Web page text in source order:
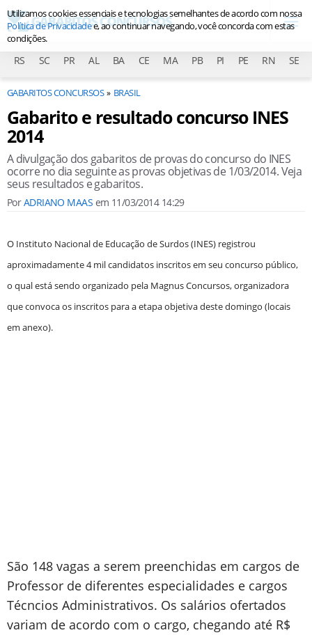
RS SC PR AL BA CE MA PB PI PE RN SE
GABARITOS CONCURSOS BRASIL
Gabarito e resultado concurso INES
2014
A divulgação dos gabaritos de provas do concurso do INES
ocorre no dia seguinte as provas objetivas de 1/03/2014. Veja
seus resultados e gabaritos.
PorADRIANO MAAS em 11/03/2014 14:29
O Instituto Nacional de Educação de Surdos (INES) registrou
aproximadamente 4 mil candidatos inscritos em seu concurso público,
o qual está sendo organizado pela Magnus Concursos, organizadora
que convoca os inscritos para a etapa objetiva deste domingo (locais
em anexo).
São 148 vagas a serem preenchidas em cargos de
Professor de diferentes especialidades e cargos
Técncios Administrativos. Os salários ofertados
variam de acordo com o cargo, chegando até R$
Utilizamos cookies essenciais e tecnologias semelhantes de acordo com nossa
Política de Privacidadee, ao continuar navegando, você concorda com estas
condições.